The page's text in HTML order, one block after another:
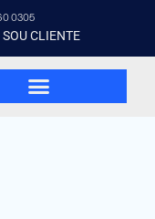
0305
SOU CLIENTE